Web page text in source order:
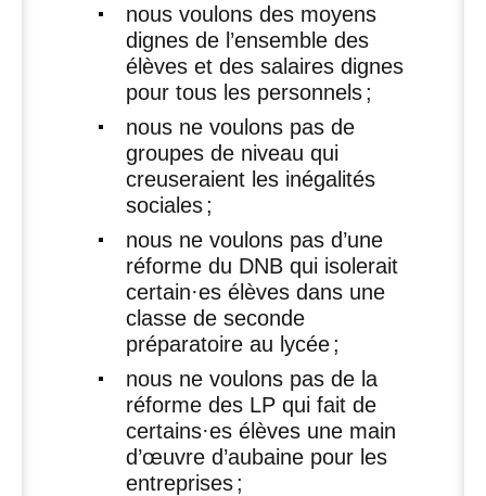
nous voulons des moyens
dignes de l’ensemble des
élèves et des salaires dignes
pour tous les personnels;
nous ne voulons pas de
groupes de niveau qui
creuseraient les inégalités
sociales;
nous ne voulons pas d’une
réforme du DNBqui isolerait
certain·es élèves dans une
classe de seconde
préparatoire au lycée;
nous ne voulons pas de la
réforme des LPqui fait de
certains·es élèves une main
d’œuvre d’aubaine pour les
entreprises;